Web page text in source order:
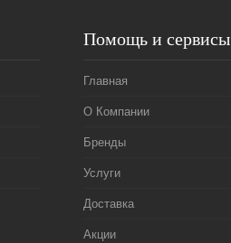
Помощь и сервисы
Главная
О Компании
Бренды
Услуги
Доставка
Акции